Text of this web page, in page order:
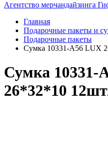
Агентство мерчандайзинга
Главная
Подарочные пакеты и
Подарочные пакеты
Сумка 10331-A56 LUX
Сумка 10331-
26*32*10